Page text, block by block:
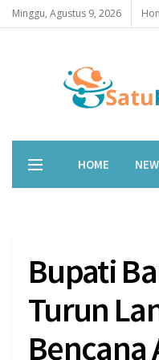
Minggu, Agustus 9, 2026
HOME
Bupati
Turun
Bencana